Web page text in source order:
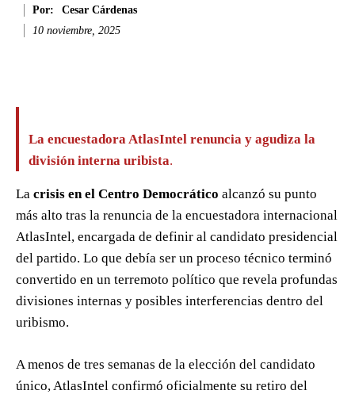
Por:
Cesar Cárdenas
10 noviembre, 2025
La encuestadora AtlasIntel renuncia y agudiza la
división interna uribista.
La crisis en el Centro Democrático alcanzó su punto
más alto tras la renuncia de la encuestadora internacional
AtlasIntel, encargada de definir al candidato presidencial
del partido. Lo que debía ser un proceso técnico terminó
convertido en un terremoto político que revela profundas
divisiones internas y posibles interferencias dentro del
uribismo.
A menos de tres semanas de la elección del candidato
único, AtlasIntel confirmó oficialmente su retiro del